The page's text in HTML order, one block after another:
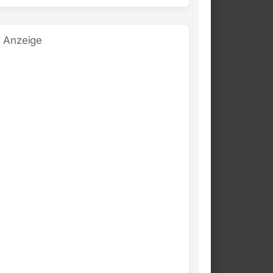
Anzeige